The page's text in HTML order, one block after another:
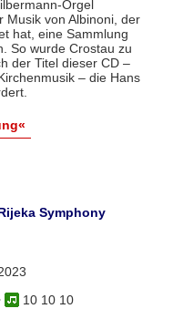
Orgel
Musik von Albinoni, der
hat, eine Sammlung
So wurde Crostau zu
der Titel dieser CD –
– die Hans
Symphony
10 10 10